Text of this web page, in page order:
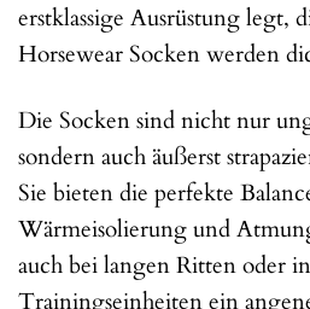
erstklassige Ausrüstung legt,
Horsewear Socken werden
Die Socken sind nicht nur
sondern auch äußerst
Sie bieten die perfekte
Wärmeisolierung und
auch bei langen Ritten oder
Trainingseinheiten ein